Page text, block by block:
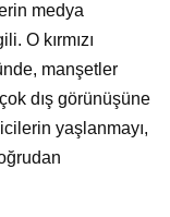
medya
O kırmızı
manşetler
dış görünüşüne
yaşlanmayı,